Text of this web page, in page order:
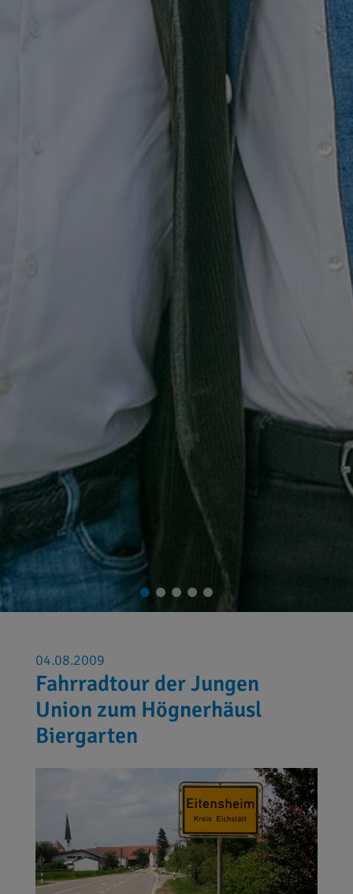
04.08.2009
Fahrradtour der Jungen
Union zum Högnerhäusl
Biergarten